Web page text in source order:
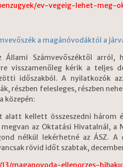
ev-vegeig-lehet-meg-
a magánóvodáktól a
Állami Számvevőszéktől arról,
visszamenőleg kérik a teljes
időszakból. A nyilatkozók
részben felesleges, részben
közepén:
kellett összeszedni három
az Oktatási Hivatalnál, a
nélkül lekérhetné az ÁSZ. A
rövid időt szabtak,
maganovoda-ellenorzes-